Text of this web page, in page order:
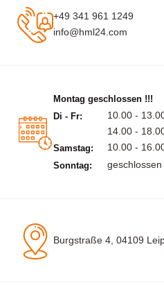
+49 341 961 1249
info@hml24.com
Montag geschlossen !!!
Di - Fr:
10.00 -
14.00 -
Samstag: 10.00 -
Sonntag: geschlossen
Burgstraße 4, 04109